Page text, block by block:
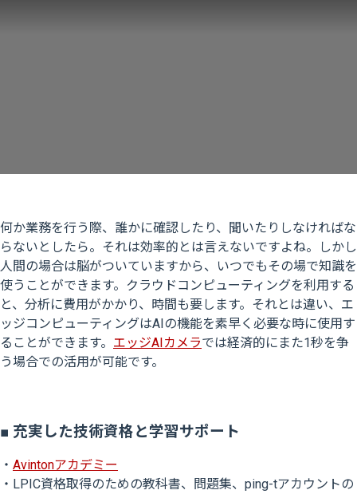
何か業務を行う際、誰かに確認したり、聞いたりしなければな
らないとしたら。それは効率的とは言えないですよね。しかし
人間の場合は脳がついていますから、いつでもその場で知識を
使うことができます。クラウドコンピューティングを利用する
と、分析に費用がかかり、時間も要します。それとは違い、エ
ッジコンピューティングはAIの機能を素早く必要な時に使用す
ることができます。 エッジAIカメラでは経済的にまた1秒を争
う場合での活用が可能です。
■ 充実した技術資格と学習サポート
・ Avintonアカデミー
・LPIC資格取得のための教科書、問題集、ping-tアカウントの